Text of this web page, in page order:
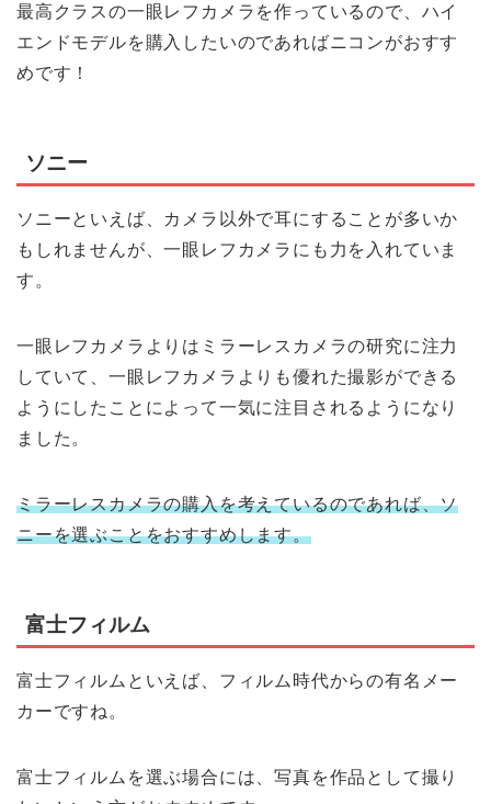
最高クラスの一眼レフカメラを作っているので、ハイ
エンドモデルを購入したいのであればニコンがおすす
めです！
ソニー
ソニーといえば、カメラ以外で耳にすることが多いか
もしれませんが、一眼レフカメラにも力を入れていま
す。
一眼レフカメラよりはミラーレスカメラの研究に注力
していて、一眼レフカメラよりも優れた撮影ができる
ようにしたことによって一気に注目されるようになり
ました。
ミラーレスカメラの購入を考えているのであれば、ソ
ニーを選ぶことをおすすめします。
富士フィルム
富士フィルムといえば、フィルム時代からの有名メー
カーですね。
富士フィルムを選ぶ場合には、写真を作品として撮り